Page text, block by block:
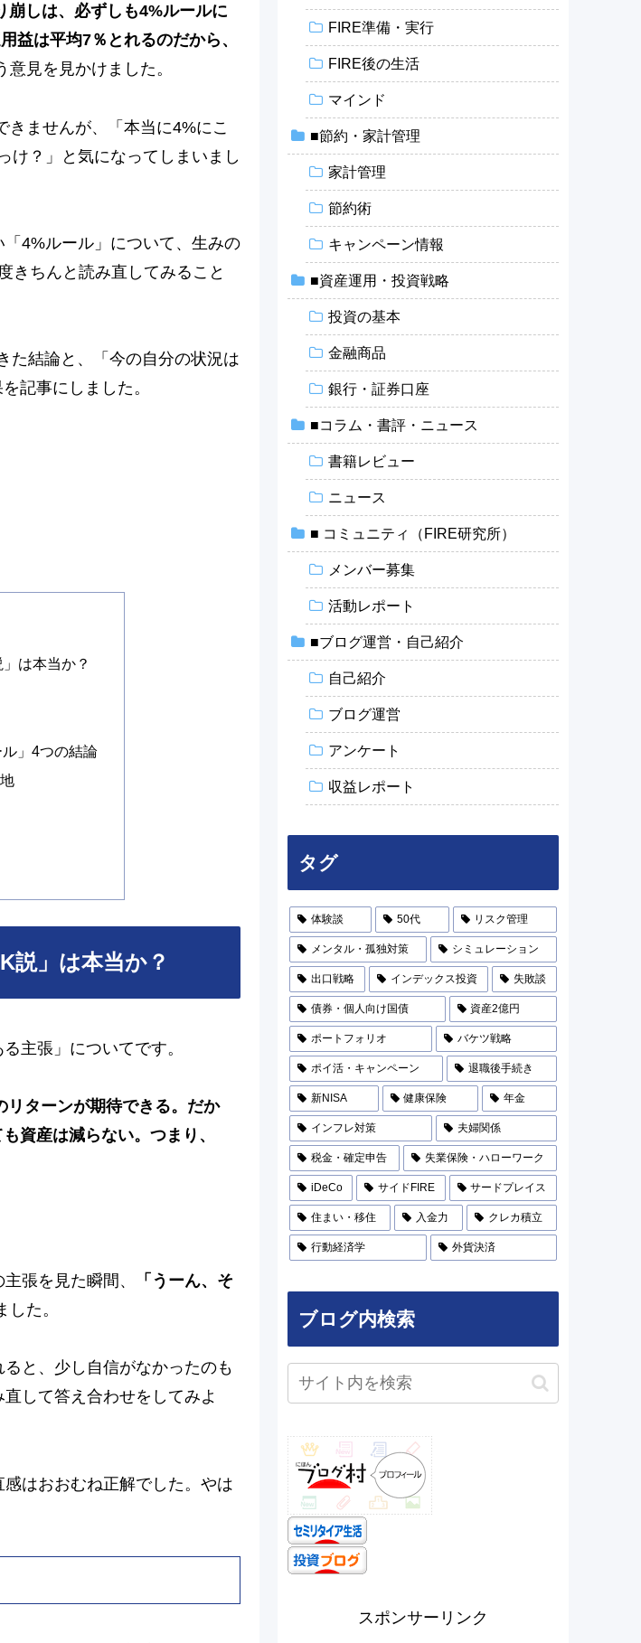
崩しは、必ずしも4%ルールに
益は平均7％とれるのだから、
意見を見かけました。
ませんが、「本当に4%にこ
け？」と気になってしまいまし
4%ルール」について、生みの
きちんと読み直してみること
た結論と、「今の自分の状況は
記事にしました。
は本当か？
」4つの結論
説」は本当か？
主張」についてです。
リターンが期待できる。だか
資産は減らない。つまり、
張を見た瞬間、
「うーん、そ
した。
と、少し自信がなかったのも
して答え合わせをしてみよ
はおおむね正解でした。やは
FIRE準備・実行
FIRE後の生活
マインド
■節約・家計管理
家計管理
節約術
キャンペーン情報
■資産運用・投資戦略
投資の基本
金融商品
銀行・証券口座
■コラム・書評・ニュース
書籍レビュー
ニュース
■ コミュニティ（FIRE研究所）
メンバー募集
活動レポート
■ブログ運営・自己紹介
自己紹介
ブログ運営
アンケート
収益レポート
タグ
体験談 50代 リスク管理
メンタル・孤独対策 シミュレーション
出口戦略 インデックス投資 失敗談
債券・個人向け国債 資産2億円
ポートフォリオ バケツ戦略
ポイ活・キャンペーン 退職後手続き
新NISA 健康保険 年金
インフレ対策 夫婦関係
税金・確定申告 失業保険・ハローワーク
iDeCo サイドFIRE サードプレイス
住まい・移住 入金力 クレカ積立
行動経済学 外貨決済
ブログ内検索
スポンサーリンク